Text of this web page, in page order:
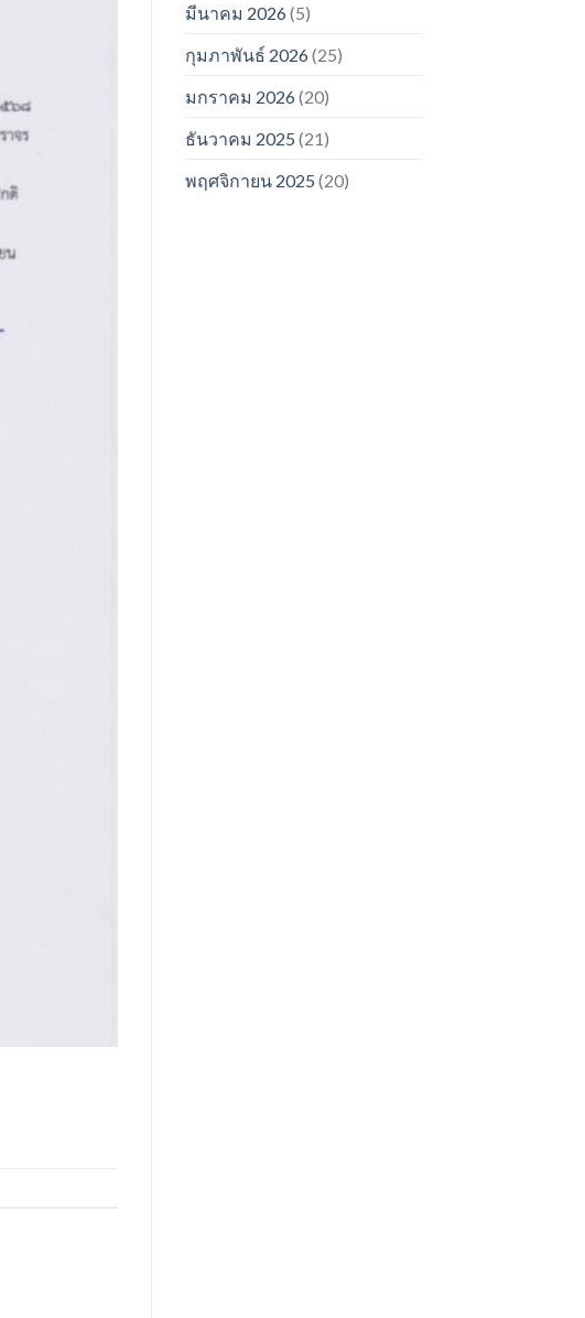
มีนาคม 2026(5)
กุมภาพันธ์ 2026(25)
มกราคม 2026(20)
ธันวาคม 2025 (21)
พฤศจิกายน 2025 (20)